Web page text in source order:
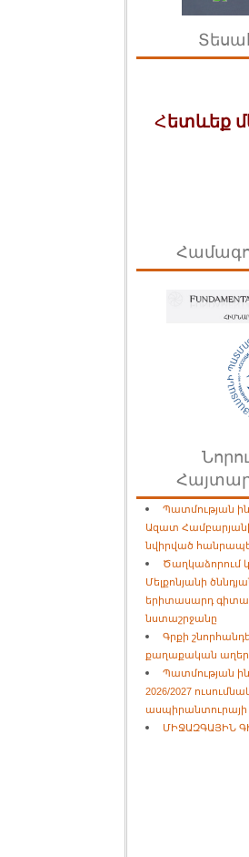
Հետևեք
Պատմության
Ազատ Համբարյանի
նվիրված
Ծաղկաձորում
Մելքոնյանի
երիտասարդ
նստաշրջանը
Գրքի
քաղաքական
Պատմության
2026/2027
ասպիրանտուրայի
ՄԻՋԱԶԳԱՅԻՆ